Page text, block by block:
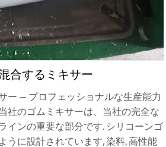
合するミキサー
ー — プロフェッショナルな生産能力
社のゴムミキサーは、当社の完全な
インの重要な部分です. シリコーンゴ
うに設計されています, 染料, 高性能